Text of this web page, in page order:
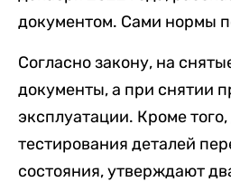
документом. Сами нормы
Согласно закону, на
документы, а при снятии
эксплуатации. Кроме
тестирования деталей
состояния, утверждают